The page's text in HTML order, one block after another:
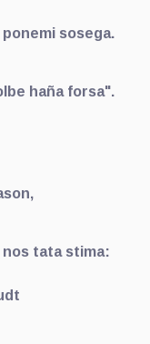
sosega.
haña forsa".
tata stima: